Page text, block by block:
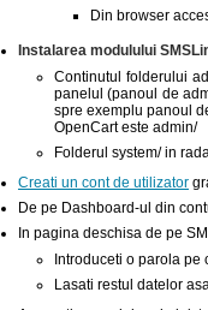
Din browser
Instalarea modulului
Continutul folderului
panelul (panoul de
spre exemplu panoul
OpenCart este admin/
Folderul system/ in
Creati un cont de utilizator
De pe Dashboard-ul din
In pagina deschisa de pe
Introduceti o parola pe
Lasati restul datelor